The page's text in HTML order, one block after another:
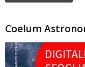
Coelum